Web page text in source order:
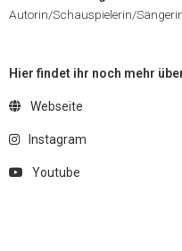
Autorin/Schauspielerin/
Hier findet ihr noch mehr
Webseite
Instagram
Youtube